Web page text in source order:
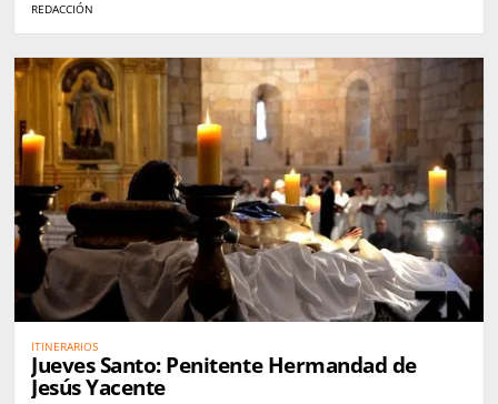
REDACCIÓN
ITINERARIOS
Jueves Santo: Penitente Hermandad de
Jesús Yacente